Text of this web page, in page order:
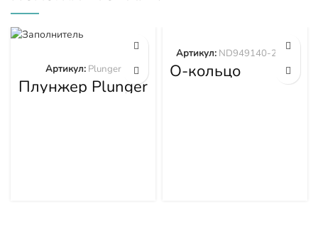
Плунжер Plunger
Артикул: Plunger О-кольцо
ND949140-2570
Артикул: ND949140-2570